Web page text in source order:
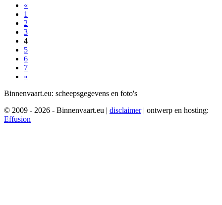
«
1
2
3
4
5
6
7
»
Binnenvaart.eu: scheepsgegevens en foto's
© 2009 - 2026 - Binnenvaart.eu | disclaimer | ontwerp en hosting:
Effusion